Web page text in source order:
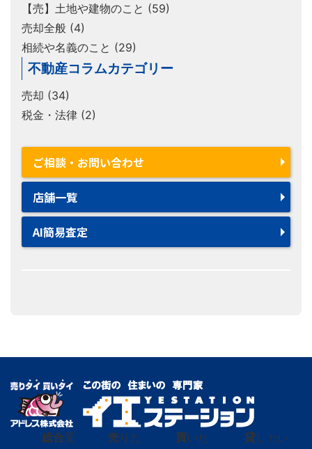
【売】土地や建物のこと (59)
売却全般 (4)
相続や名義のこと (29)
不動産コラムカテゴリー
売却 (34)
税金・法律 (2)
ご相談・お問い合わせ
店舗一覧
AI簡易査定
総合受
売りた
買いた
貸し たい